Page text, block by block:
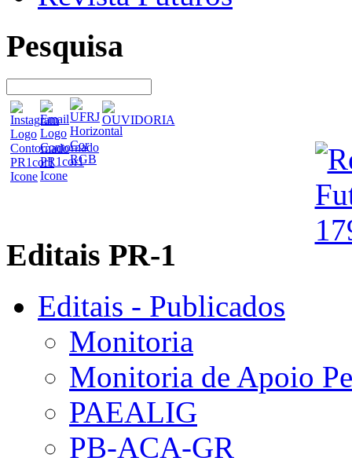
Pesquisa
Editais PR-1
Editais - Publicados
Monitoria
Monitoria de Apoio
PAEALIG
PB-ACA-GR